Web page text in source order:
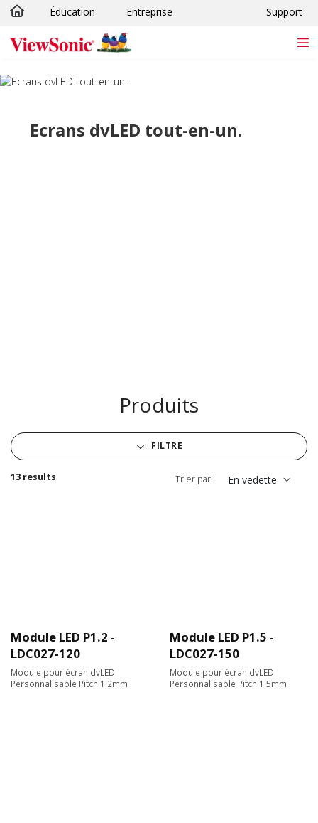
Passer au contenu principal
Éducation Entreprise Support
Ecrans dvLED tout-en-un.
Produits
FILTRE
13 results Trier par: En vedette
Module LED P1.2 -
LDC027-120
Module pour écran dvLED
Personnalisable Pitch 1.2mm
Module LED P1.5 -
LDC027-150
Module pour écran dvLED
Personnalisable Pitch 1.5mm